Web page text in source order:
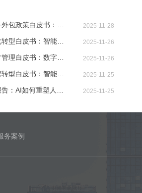
2025劳务派遣与劳务外包政策白皮书：新法 2025-11-28
2025企业财务数字化转型白皮书：智能技术 2025-11-26
2025企业数字化人才管理白皮书：数字化转 2025-11-26
2025企业数字化运营转型白皮书：智能技术 2025-11-25
2025智能招聘趋势报告：AI如何重塑人才获 2025-11-25
务案例